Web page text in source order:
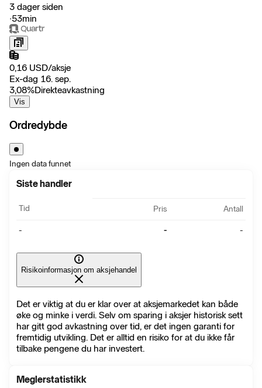
3 dager siden
‧53min
0,16 USD/aksje
Ex-dag 16. sep.
3,08%Direkteavkastning
Vis
Ordredybde
Ingen data funnet
Siste handler
Tid Pris Antall
- - -
Risikoinformasjon om aksjehandel
Det er viktig at du er klar over at aksjemarkedet kan både
øke og minke i verdi. Selv om sparing i aksjer historisk sett
har gitt god avkastning over tid, er det ingen garanti for
fremtidig utvikling. Det er alltid en risiko for at du ikke får
tilbake pengene du har investert.
Meglerstatistikk